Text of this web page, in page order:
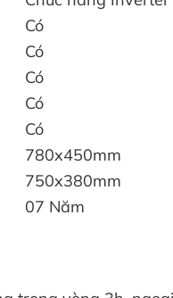
Có
Có
Có
Có
Có
780x450mm
750x380mm
07 Năm